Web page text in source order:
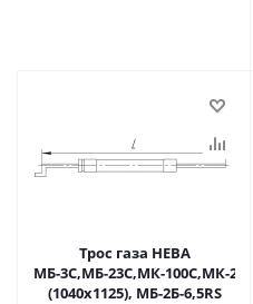
Трос газа НЕВА
МБ-3С,МБ-23С,МК-100С,МК-200С
(1040х1125), МБ-2Б-6,5RS